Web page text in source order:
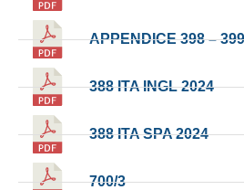
APPENDICE 398 –
388 ITA INGL 2024
388 ITA SPA 2024
700/3